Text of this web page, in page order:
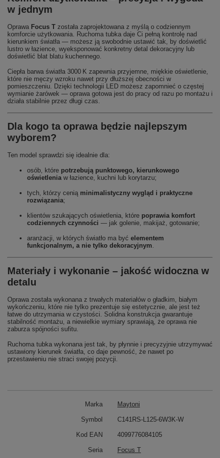
w jednym
Oprawa Focus T została zaprojektowana z myślą o codziennym
komforcie użytkowania. Ruchoma tubka daje Ci pełną kontrolę nad
kierunkiem światła — możesz ją swobodnie ustawić tak, by doświetlić
lustro w łazience, wyeksponować konkretny detal dekoracyjny lub
doświetlić blat blatu kuchennego.
Ciepła barwa światła 3000 K zapewnia przyjemne, miękkie oświetlenie,
które nie męczy wzroku nawet przy dłuższej obecności w
pomieszczeniu. Dzięki technologii LED możesz zapomnieć o częstej
wymianie żarówek — oprawa gotowa jest do pracy od razu po montażu i
działa stabilnie przez długi czas.
Dla kogo ta oprawa będzie najlepszym
wyborem?
Ten model sprawdzi się idealnie dla:
osób, które potrzebują punktowego, kierunkowego
oświetleniaw łazience, kuchni lub korytarzu;
tych, którzy cenią minimalistyczny wygląd i praktyczne
rozwiązania;
klientów szukających oświetlenia, które poprawia komfort
codziennych czynności — jak golenie, makijaż, gotowanie;
aranżacji, w których światło ma być elementem
funkcjonalnym, a nie tylko dekoracyjnym.
Materiały i wykonanie – jakość widoczna w
detalu
Oprawa została wykonana z trwałych materiałów o gładkim, białym
wykończeniu, które nie tylko prezentuje się estetycznie, ale jest też
łatwe do utrzymania w czystości. Solidna konstrukcja gwarantuje
stabilność montażu, a niewielkie wymiary sprawiają, że oprawa nie
zaburza spójności sufitu.
Ruchoma tubka wykonana jest tak, by płynnie i precyzyjnie utrzymywać
ustawiony kierunek światła, co daje pewność, że nawet po
przestawieniu nie straci swojej pozycji.
Marka Maytoni
Symbol C141RS-L125-6W3K-W
Kod EAN 4099776084105
Seria Focus T